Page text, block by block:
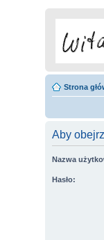
Strona
Aby
Nazwa
Hasło: